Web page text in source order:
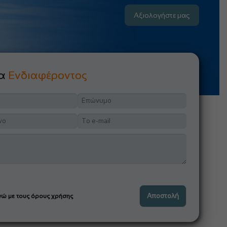
Αξιολογήστε μας
Ενδιαφέροντος
με τους όρους χρήσης